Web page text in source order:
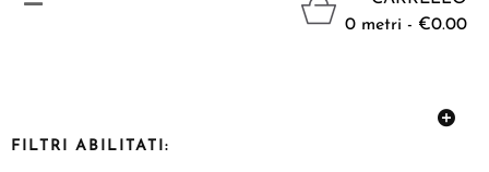
0 metri - €0.00
FILTRI ABILITATI: